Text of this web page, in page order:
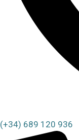
(+34) 689 120 936